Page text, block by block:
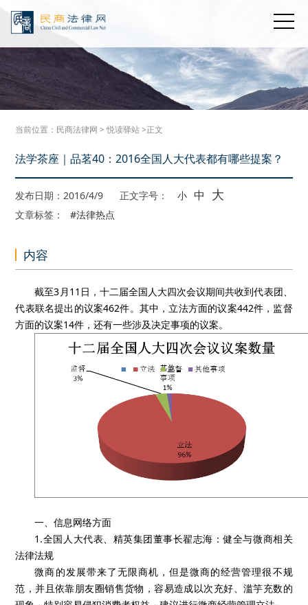
当前位置： 民商法律网 >悦读驿站>正文
法学茶座｜品茗40：2016全国人大代表都有哪些提案？
发布日期：2016/4/9 正文字号： 小 中 大
文章标签： #法律热点
内容
截至3月11日，十二届全国人大四次会议期间共收到代表团、
代表联名提出的议案462件。其中，立法方面的议案442件，监督
方面的议案14件，还有一些涉及决定事项的议案。
一、信息网络方面
1.全国人大代表、精英集团董事长翟志海：健全与微商相关
法律法规
微商的发展带来了无限商机，但是微商的经营管理很不规
范，并且依靠朋友圈销售货物，容易造成以次充好、滥竽充数的